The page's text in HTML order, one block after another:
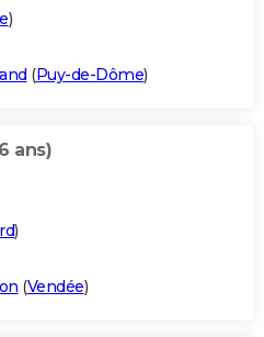
)
(Puy-de-Dôme)
ans)
)
(Vendée)